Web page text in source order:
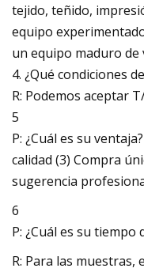
tejido, teñido,
equipo
un equipo maduro de
4. ¿Qué condiciones
R: Podemos aceptar
5
P: ¿Cuál es su
calidad (3) Compra
sugerencia
6
P: ¿Cuál es su tiempo
R: Para las muestras,